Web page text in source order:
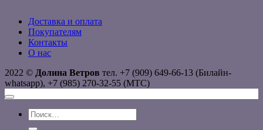
Доставка и оплата
Покупателям
Контакты
О нас
2022 © Долина Ветров тел. +7 (909) 649-66-13 (Билайн-
whatsapp), +7 (985) 270-32-55 (МТС)
Искать: